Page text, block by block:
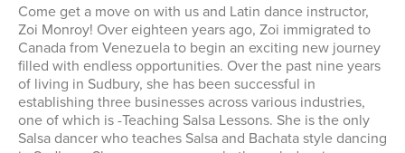
Come get a move on with us and Latin dance instructor,
Zoi Monroy! Over eighteen years ago, Zoi immigrated to
Canada from Venezuela to begin an exciting new journey
filled with endless opportunities. Over the past nine years
of living in Sudbury, she has been successful in
establishing three businesses across various industries,
one of which is -Teaching Salsa Lessons. She is the only
Salsa dancer who teaches Salsa and Bachata style dancing